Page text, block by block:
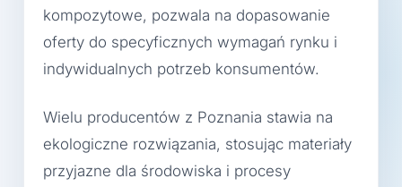
kompozytowe, pozwala na dopasowanie
oferty do specyficznych wymagań rynku i
indywidualnych potrzeb konsumentów.
Wielu producentów z Poznania stawia na
ekologiczne rozwiązania, stosując materiały
przyjazne dla środowiska i procesy